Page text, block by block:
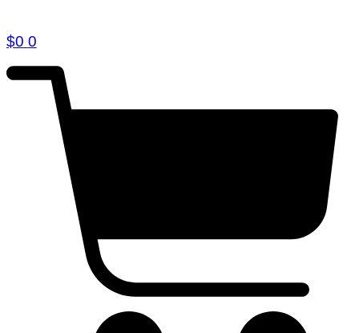
$0 0